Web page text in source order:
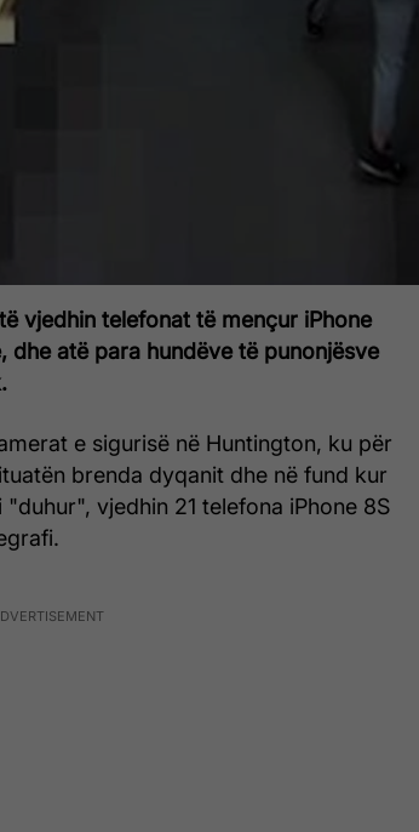
vjedhin telefonat të mençur iPhone
dhe atë para hundëve të punonjësve
e sigurisë në Huntington, ku për
brenda dyqanit dhe në fund kur
vjedhin 21 telefona iPhone 8S